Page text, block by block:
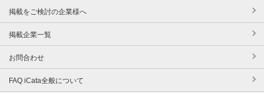
掲載をご検討の企業様へ
掲載企業一覧
お問合わせ
FAQ iCata全般について